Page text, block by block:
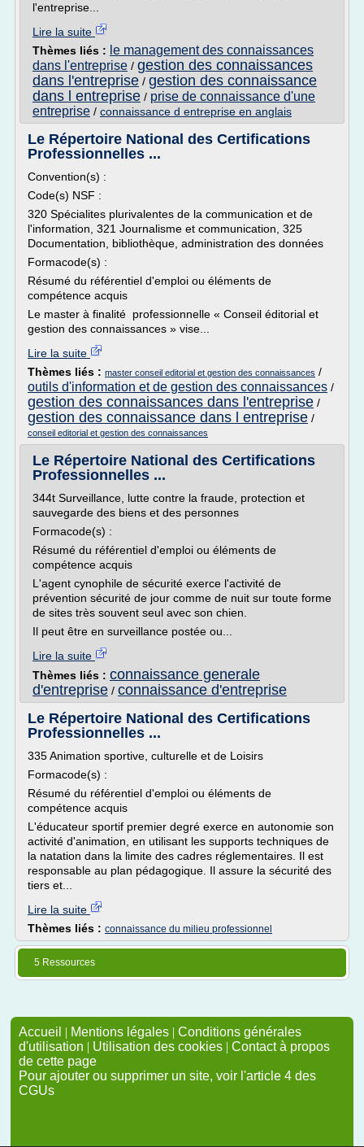
l'entreprise...
Lire la suite
Thèmes liés : le management des connaissances
dans l'entreprise / gestion des connaissances
dans l'entreprise / gestion des connaissance
dans l entreprise / prise de connaissance d'une
entreprise / connaissance d entreprise en anglais
Le Répertoire National des Certifications
Professionnelles ...
Convention(s) :
Code(s) NSF :
320 Spécialites plurivalentes de la communication et de
l'information, 321 Journalisme et communication, 325
Documentation, bibliothèque, administration des données
Formacode(s) :
Résumé du référentiel d'emploi ou éléments de
compétence acquis
Le master à finalité professionnelle « Conseil éditorial et
gestion des connaissances » vise...
Lire la suite
Thèmes liés : master conseil editorial et gestion des connaissances /
outils d'information et de gestion des connaissances /
gestion des connaissances dans l'entreprise /
gestion des connaissance dans l entreprise /
conseil editorial et gestion des connaissances
Le Répertoire National des Certifications
Professionnelles ...
344t Surveillance, lutte contre la fraude, protection et
sauvegarde des biens et des personnes
Formacode(s) :
Résumé du référentiel d'emploi ou éléments de
compétence acquis
L'agent cynophile de sécurité exerce l'activité de
prévention sécurité de jour comme de nuit sur toute forme
de sites très souvent seul avec son chien.
Il peut être en surveillance postée ou...
Lire la suite
Thèmes liés : connaissance generale
d'entreprise / connaissance d'entreprise
Le Répertoire National des Certifications
Professionnelles ...
335 Animation sportive, culturelle et de Loisirs
Formacode(s) :
Résumé du référentiel d'emploi ou éléments de
compétence acquis
L'éducateur sportif premier degré exerce en autonomie son
activité d'animation, en utilisant les supports techniques de
la natation dans la limite des cadres réglementaires. Il est
responsable au plan pédagogique. Il assure la sécurité des
tiers et...
Lire la suite
Thèmes liés : connaissance du milieu professionnel
5 Ressources
Accueil | Mentions légales | Conditions générales
d'utilisation | Utilisation des cookies | Contact à propos
de cette page
Pour ajouter ou supprimer un site, voir l'article 4 des
CGUs